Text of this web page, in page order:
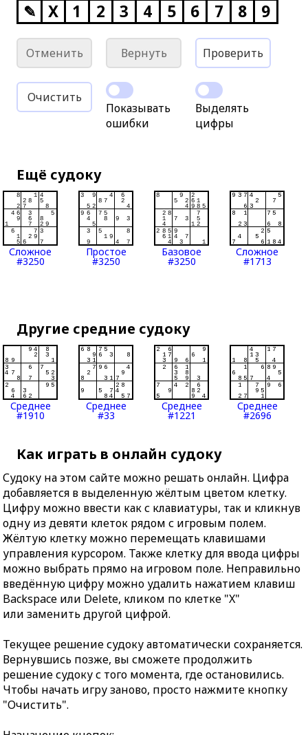
✎ X 1 2 3 4 5 6 7 8 9
Отменить Вернуть Проверить
Очистить
Показывать
ошибки
Выделять
цифры
Ещё судоку
Сложное
#3250
Простое
#3250
Базовое
#3250
Сложное
#1713
Другие средние судоку
Среднее
#1910
Среднее
#33
Среднее
#1221
Среднее
#2696
Как играть в онлайн судоку
Судоку на этом сайте можно решать онлайн. Цифра
добавляется в выделенную жёлтым цветом клетку.
Цифру можно ввести как с клавиатуры, так и кликнув
одну из девяти клеток рядом с игровым полем.
Жёлтую клетку можно перемещать клавишами
управления курсором. Также клетку для ввода цифры
можно выбрать прямо на игровом поле. Неправильно
введённую цифру можно удалить нажатием клавиш
Backspace или Delete, кликом по клетке "X"
или заменить другой цифрой.
Текущее решение судоку автоматически сохраняется.
Вернувшись позже, вы сможете продолжить
решение судоку с того момента, где остановились.
Чтобы начать игру заново, просто нажмите кнопку
"Очистить".